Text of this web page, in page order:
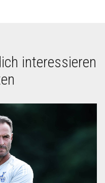
interessieren